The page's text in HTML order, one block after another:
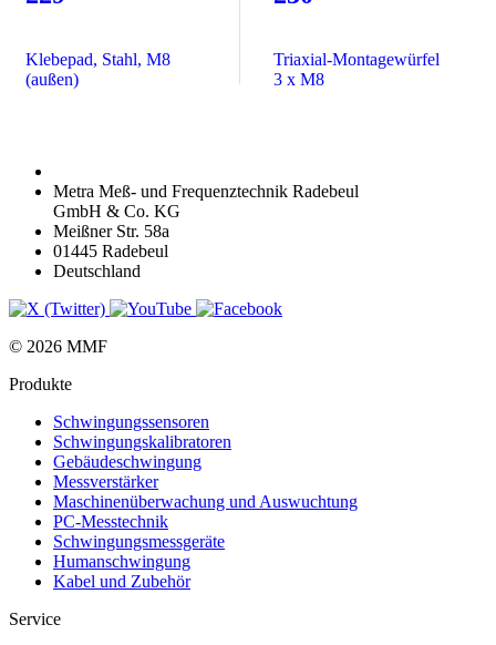
Klebepad, Stahl, M8
(außen)
Triaxial-Montagewürfel
3 x M8
Metra Meß- und Frequenztechnik Radebeul
GmbH & Co. KG
Meißner Str. 58a
01445 Radebeul
Deutschland
© 2026 MMF
Produkte
Schwingungs­sensoren
Schwingungs­kalibratoren
Gebäude­schwingung
Messverstärker
Maschinen­überwachung und Auswuchtung
PC-Messtechnik
Schwingungs­messgeräte
Human­schwingung
Kabel und Zubehör
Service